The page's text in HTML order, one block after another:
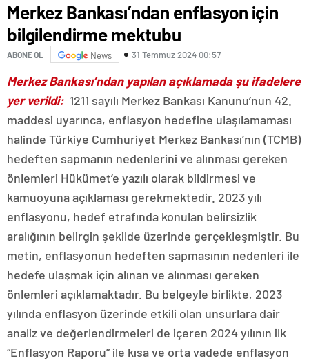
Merkez Bankası’ndan enflasyon için
bilgilendirme mektubu
ABONE OL News 31 Temmuz 2024 00:57
Merkez Bankası’ndan yapılan açıklamada şu ifadelere
yer verildi: 1211 sayılı Merkez Bankası Kanunu’nun 42.
maddesi uyarınca, enflasyon hedefine ulaşılamaması
halinde Türkiye Cumhuriyet Merkez Bankası’nın (TCMB)
hedeften sapmanın nedenlerini ve alınması gereken
önlemleri Hükümet’e yazılı olarak bildirmesi ve
kamuoyuna açıklaması gerekmektedir. 2023 yılı
enflasyonu, hedef etrafında konulan belirsizlik
aralığının belirgin şekilde üzerinde gerçekleşmiştir. Bu
metin, enflasyonun hedeften sapmasının nedenleri ile
hedefe ulaşmak için alınan ve alınması gereken
önlemleri açıklamaktadır. Bu belgeyle birlikte, 2023
yılında enflasyon üzerinde etkili olan unsurlara dair
analiz ve değerlendirmeleri de içeren 2024 yılının ilk
“Enflasyon Raporu” ile kısa ve orta vadede enflasyon